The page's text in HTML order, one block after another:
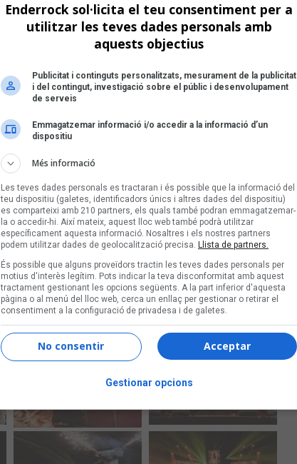
Enderrock sol·licita el teu consentiment per a
utilitzar les teves dades personals amb
aquests objectius
Publicitat i continguts personalitzats, mesurament de la publicitat
i del contingut, investigació sobre el públic i desenvolupament
de serveis
Emmagatzemar informació i/o accedir a la informació d’un
dispositiu
Més informació
Les teves dades personals es tractaran i és possible que la informació del
teu dispositiu (galetes, identificadors únics i altres dades del dispositiu)
es comparteixi amb 210 partners, els quals també podran emmagatzemar-
la o accedir-hi. Així mateix, aquest lloc web també podrà utilitzar
específicament aquesta informació. Nosaltres i els nostres partners
podem utilitzar dades de geolocalització precisa. Llista de partners.
És possible que alguns proveïdors tractin les teves dades personals per
motius d'interès legítim. Pots indicar la teva disconformitat amb aquest
tractament gestionant les opcions següents. A la part inferior d'aquesta
pàgina o al menú del lloc web, cerca un enllaç per gestionar o retirar el
consentiment a la configuració de privadesa i de galetes.
Acceptar
No consentir
Gestionar opcions